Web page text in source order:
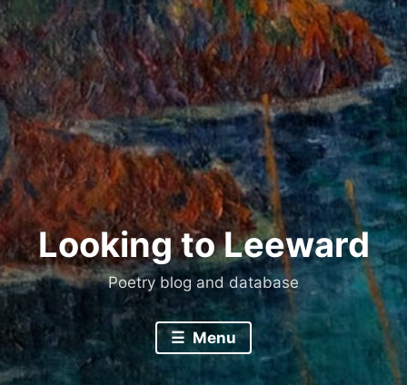
Skip
to
content
Looking to Leeward
Poetry blog and database
Menu